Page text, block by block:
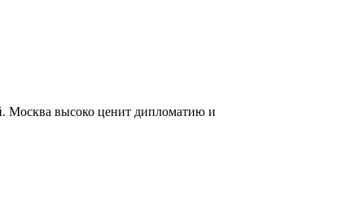
Москва высоко ценит дипломатию и